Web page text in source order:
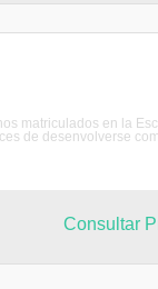
matriculados en la
de desenvolverse
Consultar